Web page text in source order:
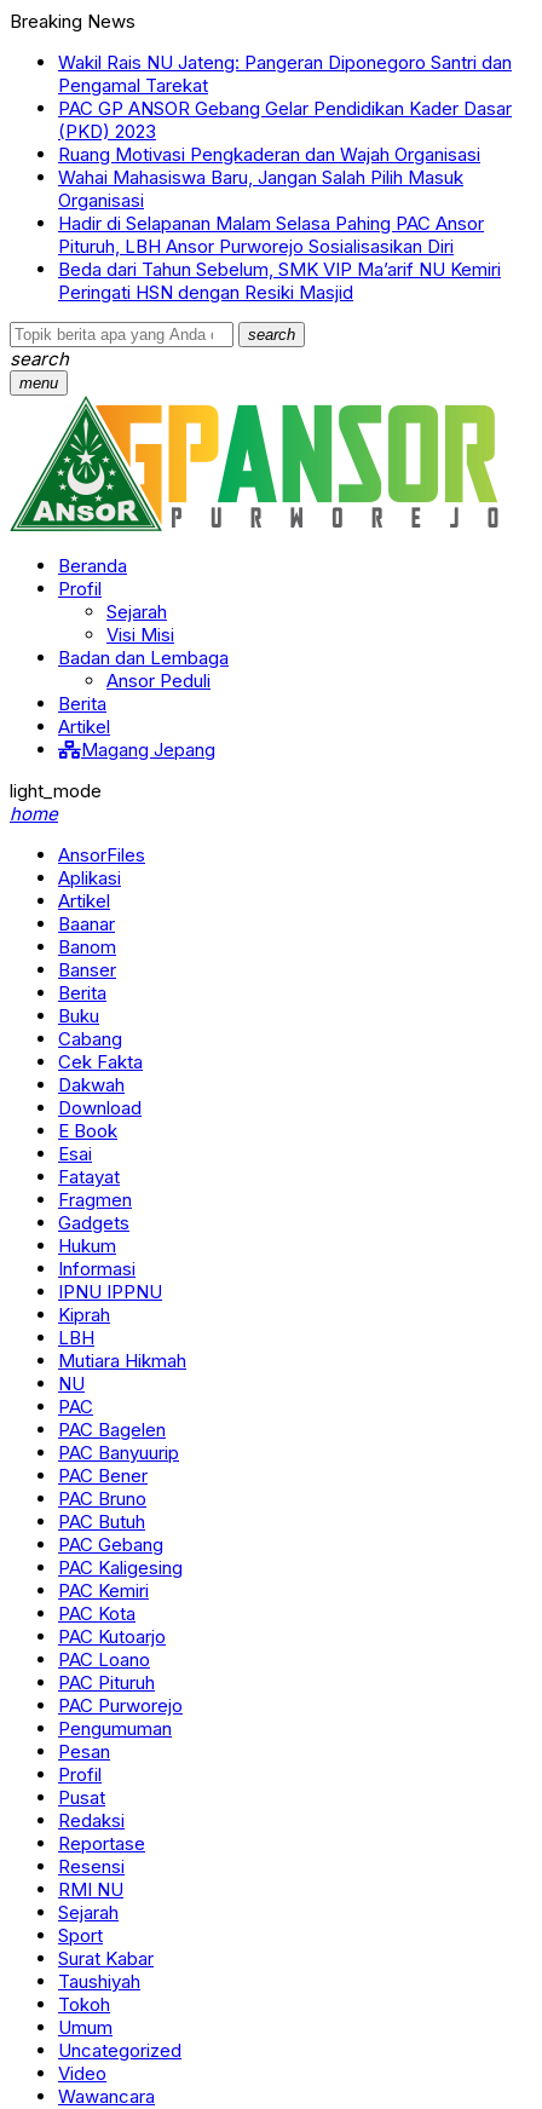
Breaking News
Wakil Rais NU Jateng: Pangeran Diponegoro Santri dan
Pengamal Tarekat
PAC GP ANSOR Gebang Gelar Pendidikan Kader Dasar
(PKD) 2023
Ruang Motivasi Pengkaderan dan Wajah Organisasi
Wahai Mahasiswa Baru, Jangan Salah Pilih Masuk
Organisasi
Hadir di Selapanan Malam Selasa Pahing PAC Ansor
Pituruh, LBH Ansor Purworejo Sosialisasikan Diri
Beda dari Tahun Sebelum, SMK VIP Ma’arif NU Kemiri
Peringati HSN dengan Resiki Masjid
search
search
menu
Beranda
Profil
Sejarah
Visi Misi
Badan dan Lembaga
Ansor Peduli
Berita
Artikel
Magang Jepang
light_mode
home
AnsorFiles
Aplikasi
Artikel
Baanar
Banom
Banser
Berita
Buku
Cabang
Cek Fakta
Dakwah
Download
E Book
Esai
Fatayat
Fragmen
Gadgets
Hukum
Informasi
IPNU IPPNU
Kiprah
LBH
Mutiara Hikmah
NU
PAC
PAC Bagelen
PAC Banyuurip
PAC Bener
PAC Bruno
PAC Butuh
PAC Gebang
PAC Kaligesing
PAC Kemiri
PAC Kota
PAC Kutoarjo
PAC Loano
PAC Pituruh
PAC Purworejo
Pengumuman
Pesan
Profil
Pusat
Redaksi
Reportase
Resensi
RMI NU
Sejarah
Sport
Surat Kabar
Taushiyah
Tokoh
Umum
Uncategorized
Video
Wawancara